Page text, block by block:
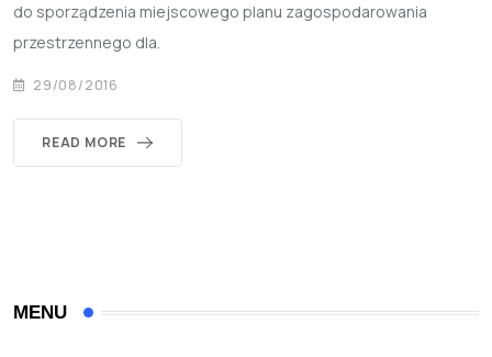
do sporządzenia miejscowego planu zagospodarowania
przestrzennego dla.
29/08/2016
READ MORE
MENU